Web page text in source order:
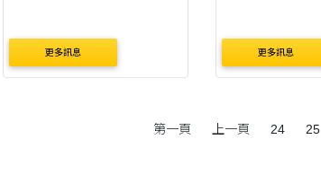
更多訊息 更多訊息
第一頁 上一頁 24 25